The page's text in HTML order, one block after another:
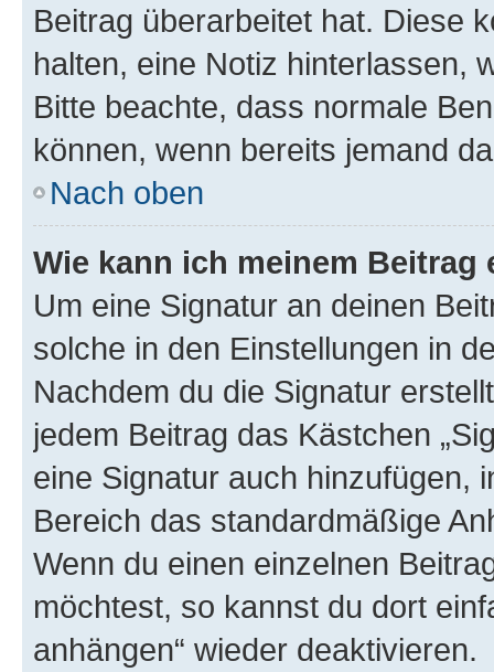
Beitrag überarbeitet hat. Diese
halten, eine Notiz hinterlassen,
Bitte beachte, dass normale
können, wenn bereits jemand
Nach oben
Wie kann ich meinem
Um eine Signatur an deinen
solche in den Einstellungen in
Nachdem du die Signatur
jedem Beitrag das Kästchen
eine Signatur auch hinzufügen,
Bereich das standardmäßige
Wenn du einen einzelnen
möchtest, so kannst du dort
anhängen“ wieder deaktivieren.